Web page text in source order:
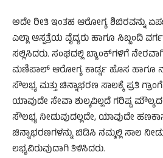
ಅದೇ ರೀತಿ ಇಂತಹ ಆರೋಗ್ಯ ಶಿಬಿರವನ್ನು
ಎಲ್ಲಾ ಆಸ್ಪತ್ರೆಯ ವೈದ್ಯರು ಹಾಗೂ ಸಿಬ್ಬಂದಿ
ಸಲ್ಲಿಸಿದರು. ಸಂಘದಲ್ಲಿ ಬ್ಯಾಂಕ್‌ಗಳಿಗೆ
ಮಣಿಪಾಲ್ ಆರೋಗ್ಯ ಕಾರ್ಡ್ನ ಹೊಸ ಹಾಗೂ
ಸೌಲಭ್ಯ ಮತ್ತು ಚಿನ್ನಾಭರಣ ಸಾಲಕ್ಕೆ ಪ್ರತಿ
ಯಾವುದೇ ಸೇವಾ ಶುಲ್ಕವಿಲ್ಲದೆ ಗರಿಷ್ಟ
ಸೌಲಭ್ಯ ನೀಡುವುದಲ್ಲದೇ, ಯಾವುದೇ
ಚಿನ್ನಾಭರಣಗಳನ್ನು ಬಿಡಿಸಿ ನಮ್ಮಲ್ಲಿ ಸಾಲ
ಲಭ್ಯವಿರುವುದಾಗಿ ತಿಳಿಸಿದರು.